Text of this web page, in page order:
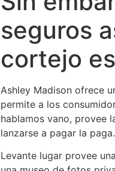
seguros
cortejo
Ashley Madison ofrece
permite a los
hablamos vano, provee
lanzarse a pagar la paga.
Levante lugar provee